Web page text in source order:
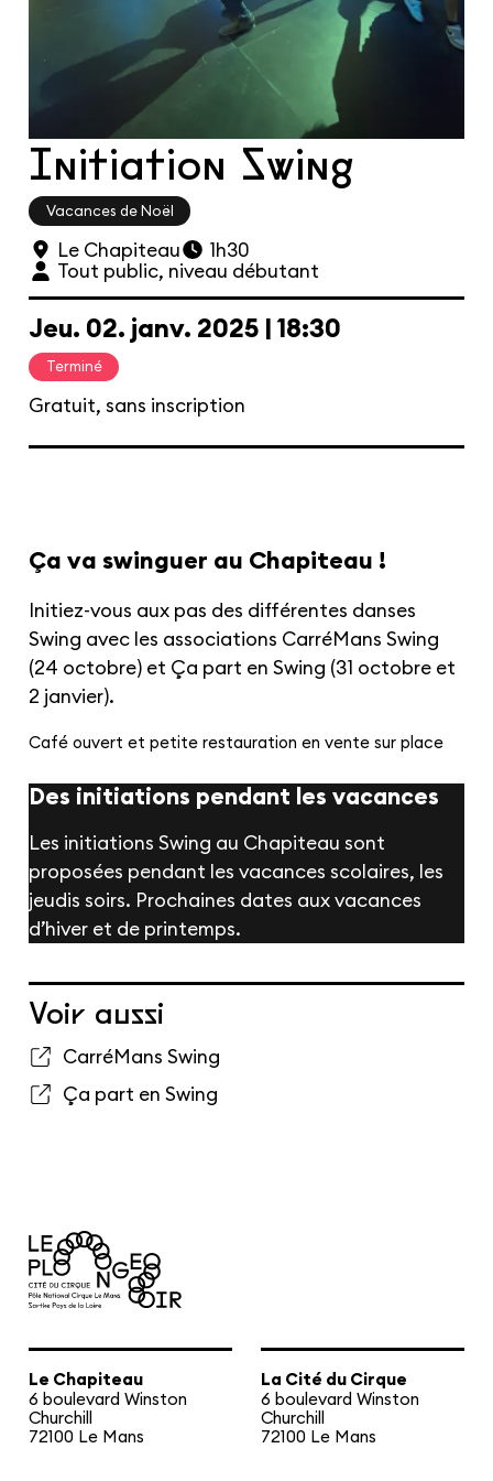
Initiation Swing
Vacances de Noël
Le Chapiteau
1h30
Tout public, niveau débutant
Jeu. 02. janv. 2025 18:30
Terminé
Gratuit, sans inscription
Ça va swinguer au Chapiteau !
Initiez-vous aux pas des différentes danses
Swing avec les associations CarréMans Swing
(24 octobre) et Ça part en Swing (31 octobre et
2 janvier).
Café ouvert et petite restauration en vente sur place
Des initiations pendant les vacances
Les initiations Swing au Chapiteau sont
proposées pendant les vacances scolaires, les
jeudis soirs. Prochaines dates aux vacances
d’hiver et de printemps.
Voir aussi
CarréMans Swing
Ça part en Swing
Le Chapiteau
6 boulevard Winston
Churchill
72100 Le Mans
La Cité du Cirque
6 boulevard Winston
Churchill
72100 Le Mans
Les cours hebdos
Le Festival
Infos pratiques
RessourcesEspace presse/prosRecrutement
Cartes cadeauxContactez-nous !
S'abonner à la newsletter